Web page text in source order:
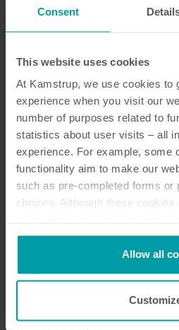
Consent
This website uses cookies
At Kamstrup, we use cookies to
experience when you visit our
number of purposes related to
statistics about user visits – all
experience. For example, some
functionality aim to make our
such as pre-completed forms or
choices. Although these
them.
Kamstrup makes use of third-
cookie is installed by someone
You can at any time change or
Allow all
Un sistema para
cableado y/o
Un mismo sistema de lectura
contadores que estén
cableada. Por eso, READy es
ideal si desea disponer de
dispone de distintos tipos de